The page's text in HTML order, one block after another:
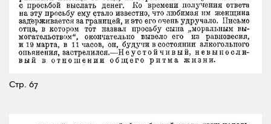
Стр. 67